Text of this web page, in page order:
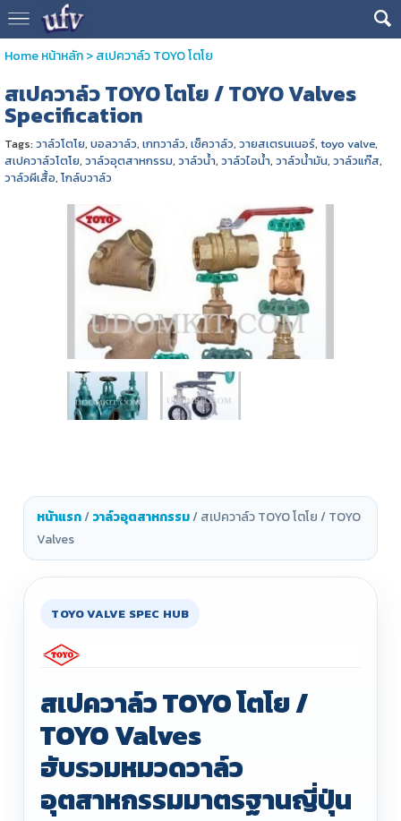
Home หน้าหลัก>สเปควาล์ว TOYO โตโย
สเปควาล์ว TOYO โตโย / TOYO Valves
Specification
Tags:วาล์วโตโย, บอลวาล์ว, เกทวาล์ว, เช็ควาล์ว, วายสเตรนเนอร์, toyo valve,
สเปควาล์วโตโย, วาล์วอุตสาหกรรม, วาล์วน้ำ, วาล์วไอน้ำ, วาล์วน้ำมัน, วาล์วแก๊ส,
วาล์วผีเสื้อ, โกล์บวาล์ว
หน้าแรก/วาล์วอุตสาหกรรม/ สเปควาล์ว TOYO โตโย / TOYO
Valves
TOYO VALVE SPEC HUB
สเปควาล์ว TOYO โตโย /
TOYO Valves
ฮับรวมหมวดวาล์ว
อุตสาหกรรมมาตรฐานญี่ปุ่น